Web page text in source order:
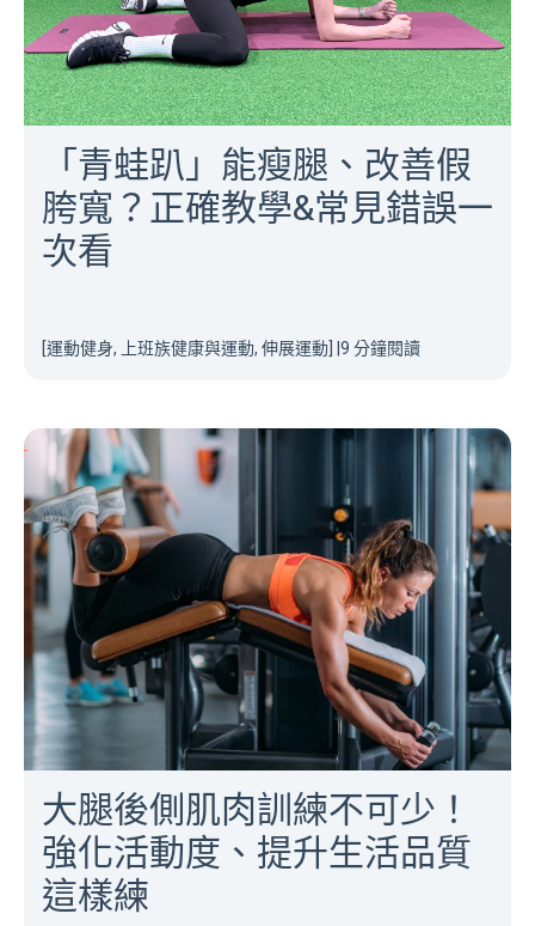
「青蛙趴」能瘦腿、改善假
胯寬？正確教學&常見錯誤一
次看
[運動健身, 上班族健康與運動, 伸展運動] 9 分鐘閱讀
大腿後側肌肉訓練不可少！
強化活動度、提升生活品質
這樣練